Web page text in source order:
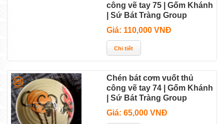
công vẽ tay 75 | Gốm Khánh
| Sứ Bát Tràng Group
Giá: 110,000 VNĐ
Chén bát cơm vuốt thủ
công vẽ tay 74 | Gốm Khánh
| Sứ Bát Tràng Group
Giá: 65,000 VNĐ